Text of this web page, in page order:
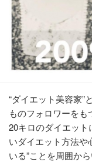
“ダイエット美容家”
ものフォロワーを
20キロのダイエッ
いダイエット方法や
いる”ことを周囲か